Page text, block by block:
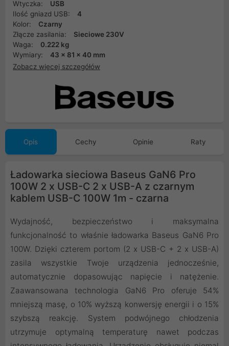
Wtyczka:
USB
Ilość gniazd USB:
4
Kolor:
Czarny
Złącze zasilania:
Sieciowe 230V
Waga:
0.222 kg
Wymiary:
43 x 81 x 40 mm
Zobacz więcej szczegółów
Opis Cechy Opinie Raty
Ładowarka sieciowa Baseus GaN6 Pro
100W 2 x USB-C 2 x USB-A z czarnym
kablem USB-C 100W 1m - czarna
Wydajność, bezpieczeństwo i maksymalna
funkcjonalność to właśnie ładowarka Baseus GaN6 Pro
100W. Dzięki czterem portom (2 x USB-C + 2 x USB-A)
zasila wszystkie Twoje urządzenia jednocześnie,
automatycznie dopasowując napięcie i natężenie.
Zaawansowana technologia GaN6 Pro oferuje 54%
mniejszą masę, o 10% wyższą konwersję energii i o 15%
szybszą reakcję. System podwójnego chłodzenia
utrzymuje optymalną temperaturę nawet podczas